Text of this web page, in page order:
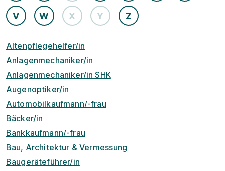
V W X Y Z
Altenpflegehelfer/in
Anlagenmechaniker/in
Anlagenmechaniker/in SHK
Augenoptiker/in
Automobilkaufmann/-frau
Bäcker/in
Bankkaufmann/-frau
Bau, Architektur & Vermessung
Baugeräteführer/in